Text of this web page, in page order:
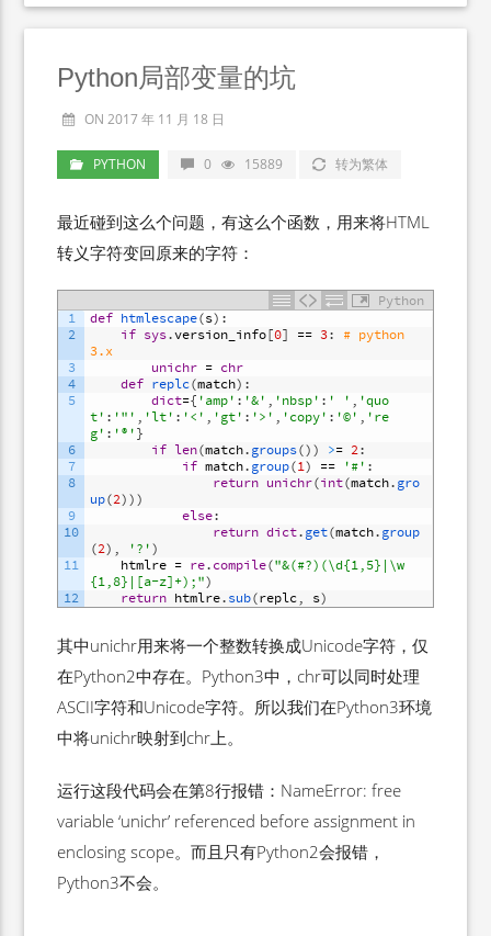
Python局部变量的坑
ON 2017 年 11 月 18 日
PYTHON 0 15889 转为繁体
最近碰到这么个问题，有这么个函数，用来将HTML
转义字符变回原来的字符：
Python
1
2
3
4
5
6
7
8
9
10
11
12
def htmlescape(s) :
if sys.version_info[0] == 3: # python
3.x
unichr = chr
def replc(match) :
dict={ 'amp' : '&' , 'nbsp' : ' ' , 'quo
t' : '"' , 'lt' : '<' , 'gt' : '>' , 'copy' : '©' , 're
g' : '®'}
if len(match.groups()) >= 2:
if match.group(1) == '#' :
return unichr(int(match.gro
up(2)))
else:
return dict.get(match.group
(2) , '?')
htmlre = re.compile("&(#?)(\d{1,5}|\w
{1,8}|[a-z]+);")
return htmlre.sub(replc, s)
其中unichr用来将一个整数转换成Unicode字符，仅
在Python2中存在。Python3中，chr可以同时处理
ASCII字符和Unicode字符。所以我们在Python3环境
中将unichr映射到chr上。
运行这段代码会在第8行报错：NameError: free
variable ‘unichr’ referenced before assignment in
enclosing scope。而且只有Python2会报错，
Python3不会。